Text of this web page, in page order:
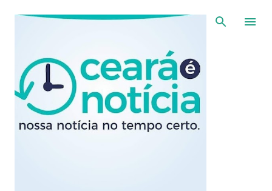
Pular para o conteúdo principal